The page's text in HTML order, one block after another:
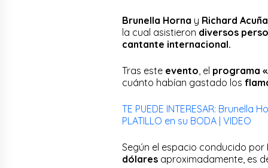
Brunella Horna y Richard Acuña
la cual asistieron diversos
cantante internacional.
Tras este evento , el programa
cuánto habían gastado los
TE PUEDE INTERESAR: Brunella
PLATILLO en su BODA | VIDEO
Según el espacio conducido por
dólares aproximadamente, es